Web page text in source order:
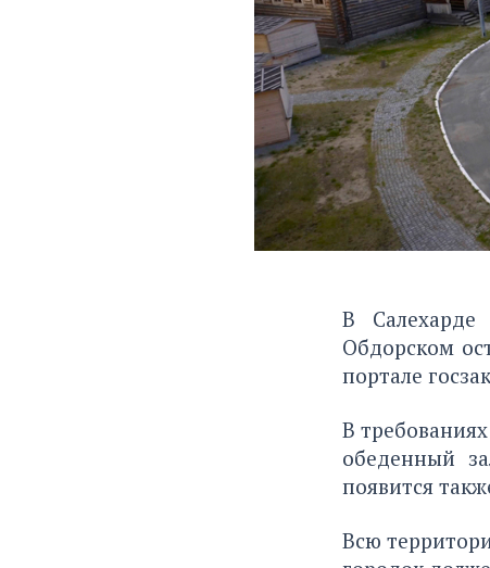
В
Обдорском
портале
В
обеденный
появится
Всю